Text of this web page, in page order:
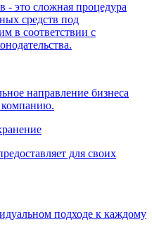
- это сложная процедура
средств под
в соответствии с
направление бизнеса
компанию.
для своих
подходе к каждому